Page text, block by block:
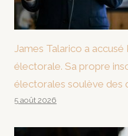
James Talarico a
électorale. Sa propre
électorales soulève des
5 août 2026